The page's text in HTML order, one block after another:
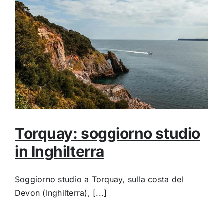
Torquay: soggiorno studio
in Inghilterra
Soggiorno studio a Torquay, sulla costa del
Devon (Inghilterra), [...]